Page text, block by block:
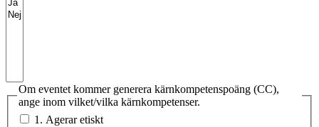
Om eventet kommer generera kärnkompetenspoäng (CC),
ange inom vilket/vilka kärnkompetenser.
1. Agerar etiskt